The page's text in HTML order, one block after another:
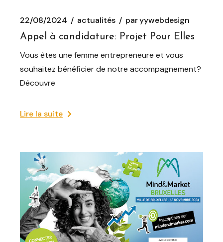
22/08/2024 actualités paryywebdesign
Appel à candidature: Projet Pour Elles
Vous êtes une femme entrepreneure et vous
souhaitez bénéficier de notre accompagnement?
Découvre
Lire la suite